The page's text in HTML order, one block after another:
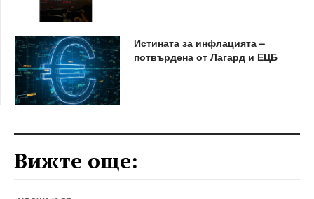
Истината за инфлацията –
потвърдена от Лагард и ЕЦБ
Вижте още: